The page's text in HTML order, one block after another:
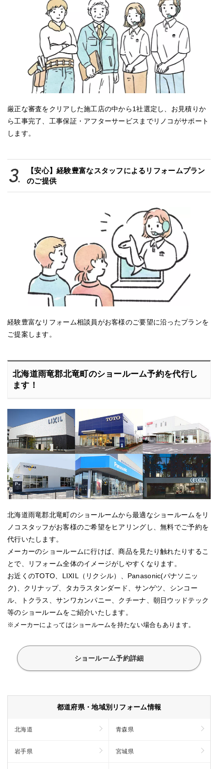
厳正な審査をクリアした施工店の中から1社選定し、お見積りか
ら工事完了、工事保証・アフターサービスまでリノコがサポート
します。
【安心】経験豊富なスタッフによるリフォームプラン
のご提供
経験豊富なリフォーム相談員がお客様のご要望に沿ったプランを
ご提案します。
北海道雨竜郡北竜町のショールーム予約を代行し
ます！
北海道雨竜郡北竜町のショールームから最適なショールームをリ
ノコスタッフがお客様のご希望をヒアリングし、無料でご予約を
代行いたします。
メーカーのショールームに行けば、商品を見たり触れたりするこ
とで、リフォーム全体のイメージがしやすくなります。
お近くのTOTO、LIXIL（リクシル）、Panasonic(パナソニッ
ク)、クリナップ、タカラスタンダード、サンゲツ、シンコー
ル、トクラス、サンワカンパニー、クチーナ、朝日ウッドテック
等のショールームをご紹介いたします。
※メーカーによってはショールームを持たない場合もあります。
ショールーム予約詳細
都道府県・地域別リフォーム情報
北海道 青森県
岩手県 宮城県